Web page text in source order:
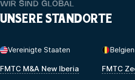
WIR SIND GLOBAL
UNSERE STANDORTE
Vereinigte Staaten
FMTC M&A New Iberia
Belgien
FMTC